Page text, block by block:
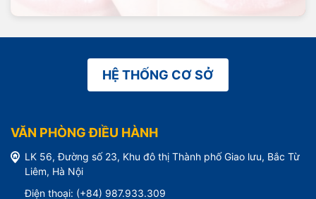
HỆ THỐNG CƠ SỞ
VĂN PHÒNG ĐIỀU HÀNH
LK 56, Đường số 23, Khu đô thị Thành phố Giao lưu, Bắc Từ
Liêm, Hà Nội
Điện thoại: (+84) 987.933.309